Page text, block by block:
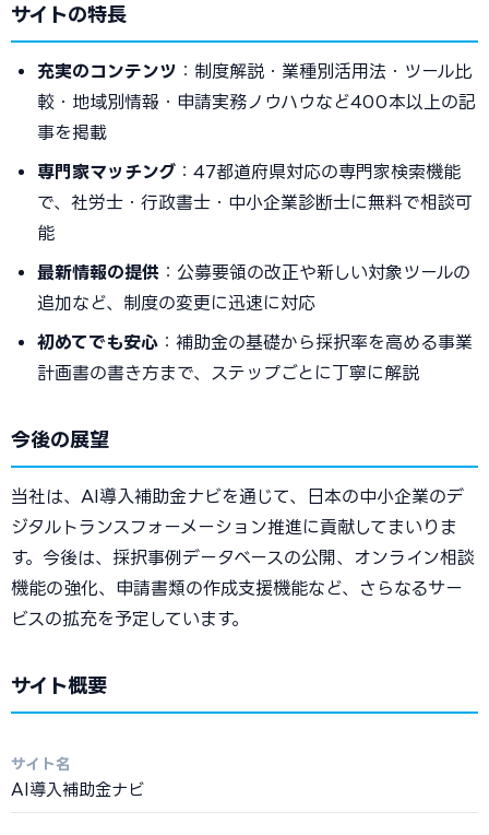
サイトの特長
充実のコンテンツ ：制度解説・業種別活用法・ツール比
較・地域別情報・申請実務ノウハウなど400本以上の記
事を掲載
専門家マッチング ：47都道府県対応の専門家検索機能
で、社労士・行政書士・中小企業診断士に無料で相談可
能
最新情報の提供 ：公募要領の改正や新しい対象ツールの
追加など、制度の変更に迅速に対応
初めてでも安心 ：補助金の基礎から採択率を高める事業
計画書の書き方まで、ステップごとに丁寧に解説
今後の展望
当社は、AI導入補助金ナビを通じて、日本の中小企業のデ
ジタルトランスフォーメーション推進に貢献してまいりま
す。今後は、採択事例データベースの公開、オンライン相談
機能の強化、申請書類の作成支援機能など、さらなるサー
ビスの拡充を予定しています。
サイト概要
サイト名
AI導入補助金ナビ